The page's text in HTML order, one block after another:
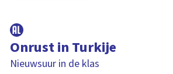
Onrust in Turkije
Nieuwsuur in de klas